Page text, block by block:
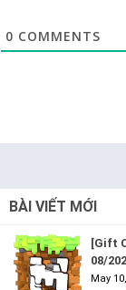
0 COMMENTS
BÀI VIẾT MỚI
[Gift
08/
May